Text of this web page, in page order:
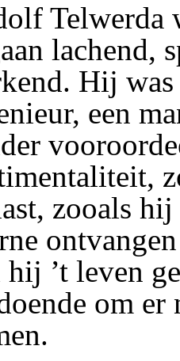
Telwerda
lachend,
Hij
een
zooals hij
hij ’t leven
om er